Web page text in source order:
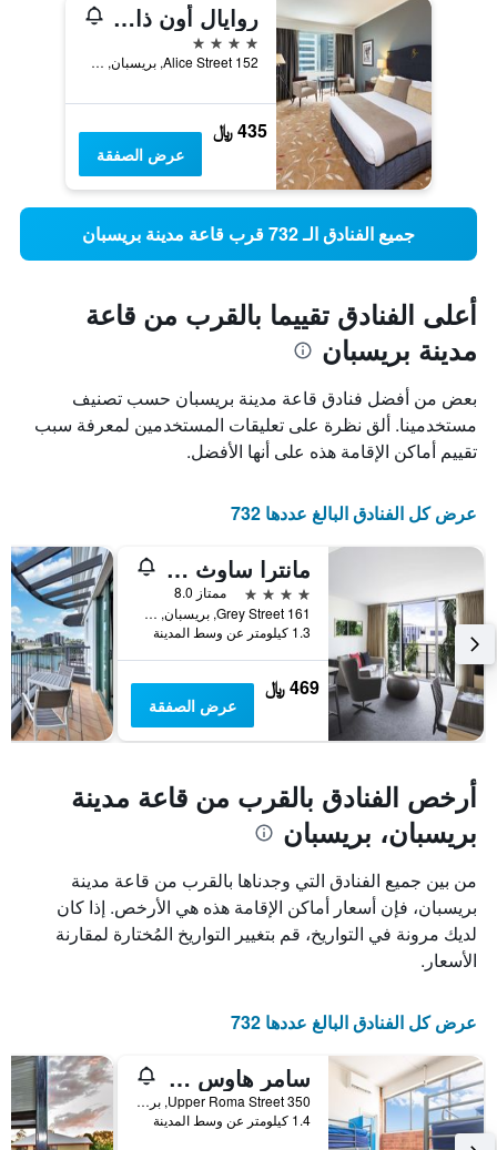
روايال أون ذا بارك
4 نجوم
152 Alice Street, بريسبان, QLD, أستراليا
435 ﷼
عرض الصفقة
جميع الفنادق الـ 732 قرب قاعة مدينة بريسبان
أعلى الفنادق تقييما بالقرب من قاعة
مدينة بريسبان
بعض من أفضل فنادق قاعة مدينة بريسبان حسب تصنيف
مستخدمينا. ألق نظرة على تعليقات المستخدمين لمعرفة سبب
تقييم أماكن الإقامة هذه على أنها الأفضل.
عرض كل الفنادق البالغ عددها 732
مانترا ساوث بانك بريسبان
4 نجوم
ممتاز 8.0
161 Grey Street, بريسبان, QLD, أستراليا
1.3 كيلومتر عن وسط المدينة
469 ﷼
عرض الصفقة
أرخص الفنادق بالقرب من قاعة مدينة
بريسبان، بريسبان
من بين جميع الفنادق التي وجدناها بالقرب من قاعة مدينة
بريسبان، فإن أسعار أماكن الإقامة هذه هي الأرخص. إذا كان
لديك مرونة في التواريخ، قم بتغيير التواريخ المُختارة لمقارنة
الأسعار.
عرض كل الفنادق البالغ عددها 732
سامر هاوس بريسباين - هوستل
350 Upper Roma Street, بريسبان, QLD, أستراليا
1.4 كيلومتر عن وسط المدينة